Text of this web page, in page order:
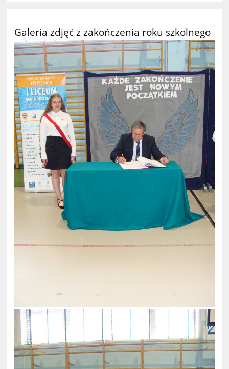
Galeria zdjęć z zakończenia roku szkolnego